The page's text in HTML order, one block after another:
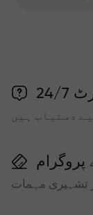
7
دستیاب ہیں
پروگرام
تشہیری مہمات